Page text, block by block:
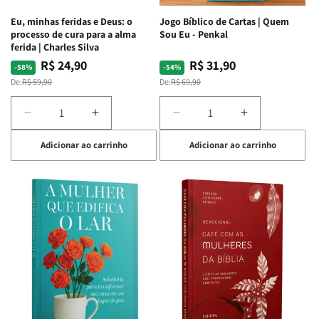
Espirituais
|
Estela
Espirituais
|
Eu, minhas feridas e Deus: o
processo de cura para a alma
ferida | Charles Silva
-58%
Preço
normal
De:R$ 59,90
Preço
promocional
R$ 24,90
Diminuir
a
quantidade
de
Eu,
minhas
feridas
e
Deus:
o
processo
de
cura
para
Aumentar
a
quantidade
de
Eu,
minhas
feridas
e
Deus:
o
processo
de
cura
para
Adicionar ao carrinho
Jogo Bíblico de Cartas | Quem
Sou Eu - Penkal
-54%
Preço
normal
De:R$ 69,90
Preço
promocional
R$ 31,90
Diminuir
a
quantidade
de
Jogo
Bíblico
de
Cartas
Quem
Sou
Eu
Penkal
Aumentar
a
quantidade
de
Jogo
Bíblico
Cartas
|
Quem
Sou
Eu
-
Penkal
Adicionar ao carrinho